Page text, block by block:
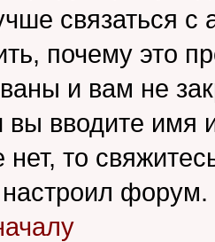
связаться
почему это
и вам не
вы вводите
нет, то
форум.